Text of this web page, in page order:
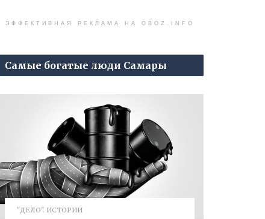
ЭФФЕКТИВНАЯ РЕКЛАМА НА OBOZ.INFO
Самые богатые люди Самары
"ДЕЛО". ИСТОРИИ